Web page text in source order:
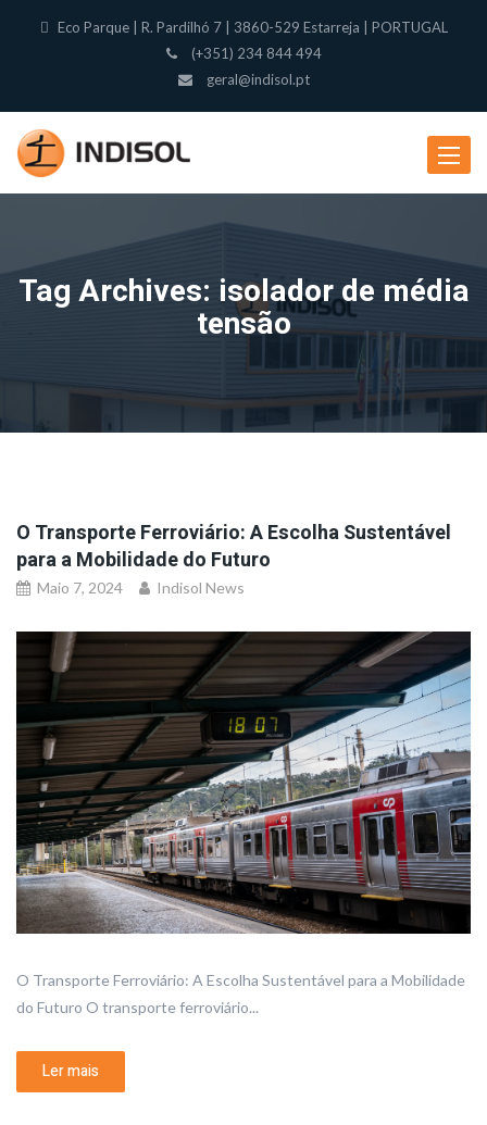
Eco Parque | R. Pardilhó 7 | 3860-529 Estarreja | PORTUGAL
(+351) 234 844 494
geral@indisol.pt
Toggle
Tag Archives: isolador de média
tensão
O Transporte Ferroviário: A Escolha Sustentável
para a Mobilidade do Futuro
Maio 7, 2024 Indisol News
O Transporte Ferroviário: A Escolha Sustentável para a Mobilidade
do Futuro O transporte ferroviário...
Ler mais